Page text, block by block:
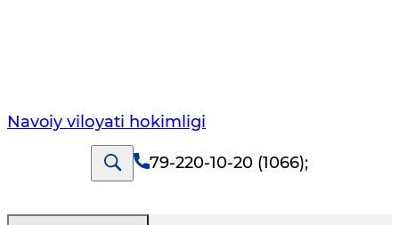
Navoiy vilоyati hоkimligi
79-220-10-20 (1066);